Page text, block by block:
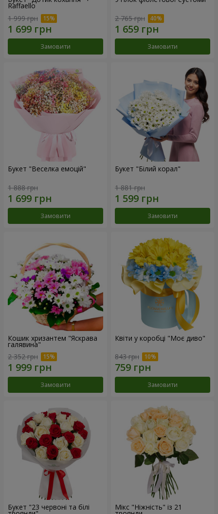
Raffaello
1 999 грн
Замовити
2 765 грн
Замовити
Букет "Веселка емоцій"
1 888 грн
Замовити
Букет "Білий корал"
1 881 грн
Замовити
Кошик хризантем "Яскрава
галявина"
2 352 грн
Замовити
Квіти у коробці "Моє диво"
843 грн
Замовити
Букет "23 червоні та білі Мікс "Ніжність" із 21